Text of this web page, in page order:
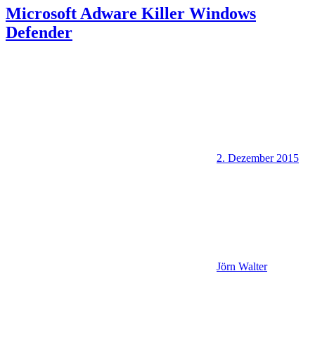
Microsoft Adware Killer Windows
Defender
2. Dezember 2015
Jörn Walter